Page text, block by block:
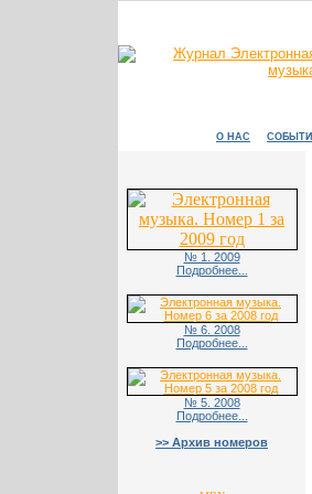
О НАС
№ 1. 2009
Подробнее...
№ 6. 2008
Подробнее...
№ 5. 2008
Подробнее...
>> Архив номеров